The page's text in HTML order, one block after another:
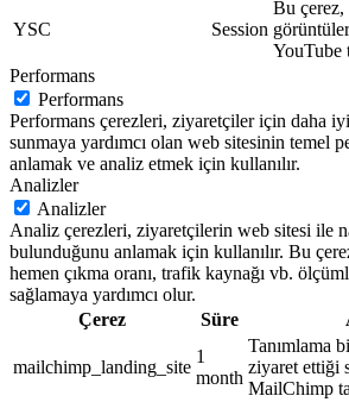
YSC Session
Bu çerez,
YouTube
Performans
Performans
Performans çerezleri, ziyaretçiler için daha
sunmaya yardımcı olan web sitesinin temel
anlamak ve analiz etmek için kullanılır.
Analizler
Analizler
Analiz çerezleri, ziyaretçilerin web sitesi ile
bulunduğunu anlamak için kullanılır. Bu
hemen çıkma oranı, trafik kaynağı vb.
sağlamaya yardımcı olur.
Çerez
Süre
mailchimp_landing_site
1
month
Tanımlama
ziyaret ettiği
MailChimp